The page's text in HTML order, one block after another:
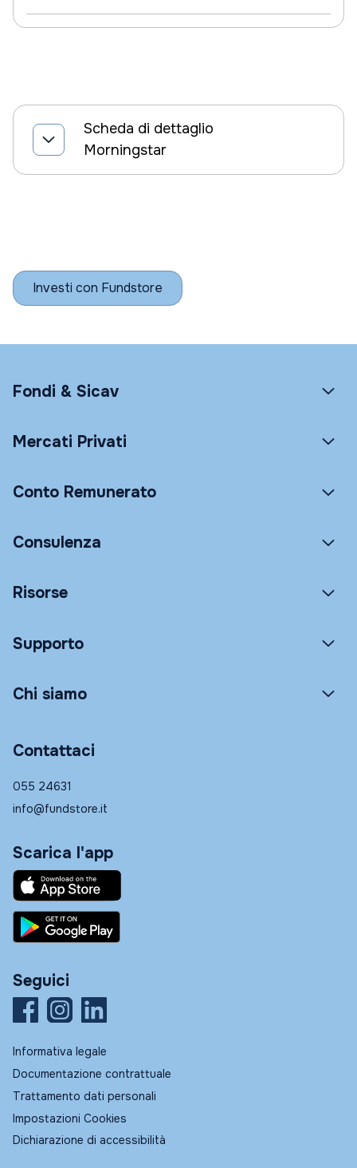
Scheda di dettaglio
Morningstar
Investi con Fundstore
Fondi & Sicav
Mercati Privati
Conto Remunerato
Consulenza
Risorse
Supporto
Chi siamo
Contattaci
055 24631
info@fundstore.it
Scarica l'app
Seguici
Informativa legale
Documentazione contrattuale
Trattamento dati personali
Impostazioni Cookies
Dichiarazione di accessibilità